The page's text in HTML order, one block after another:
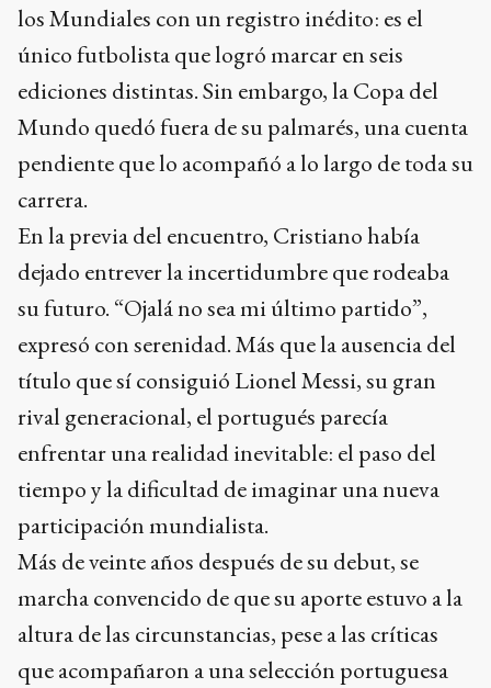
los Mundiales con un registro inédito: es el
único futbolista que logró marcar en seis
ediciones distintas. Sin embargo, la Copa del
Mundo quedó fuera de su palmarés, una cuenta
pendiente que lo acompañó a lo largo de toda su
carrera.
En la previa del encuentro, Cristiano había
dejado entrever la incertidumbre que rodeaba
su futuro. “Ojalá no sea mi último partido”,
expresó con serenidad. Más que la ausencia del
título que sí consiguió Lionel Messi, su gran
rival generacional, el portugués parecía
enfrentar una realidad inevitable: el paso del
tiempo y la dificultad de imaginar una nueva
participación mundialista.
Más de veinte años después de su debut, se
marcha convencido de que su aporte estuvo a la
altura de las circunstancias, pese a las críticas
que acompañaron a una selección portuguesa